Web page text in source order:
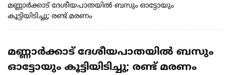
മണ്ണാര്‍ക്കാട് ദേശീയപാതയില്‍ ബസും ഓട്ടോയും
കൂട്ടിയിടിച്ചു; രണ്ട് മരണം
മണ്ണാര്‍ക്കാട് ദേശീയപാതയില്‍ ബസും
ഓട്ടോയും കൂട്ടിയിടിച്ചു; രണ്ട് മരണം